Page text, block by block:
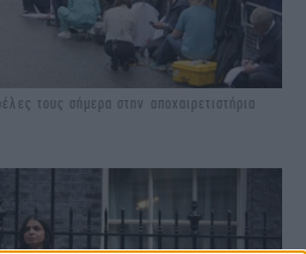
τους σήμερα στην αποχαιρετιστήρια